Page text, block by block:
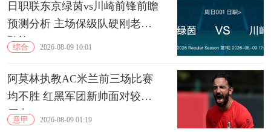
日职联东京绿茵vs川崎前锋前瞻
预测分析 主场保级队硬刚老牌
劲旅
综合 2026-08-09 10:01
阿莫林执教AC米兰前三场比赛
均不胜 红黑军团新帅面对较大
压力
意甲 2026-08-09 01:19